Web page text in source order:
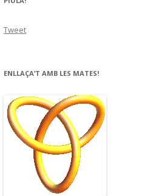
Tweet
ENLLAÇA’T AMB LES MATES!